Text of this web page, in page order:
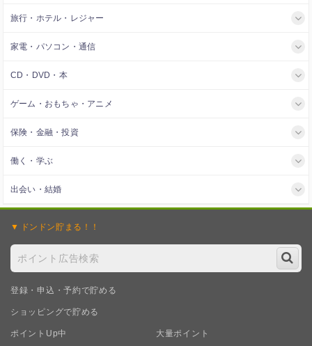
旅行・ホテル・レジャー
家電・パソコン・通信
CD・DVD・本
ゲーム・おもちゃ・アニメ
保険・金融・投資
働く・学ぶ
出会い・結婚
ドンドン貯まる！！
登録・申込・予約で貯める
ショッピングで貯める
ポイントUp中 大量ポイント